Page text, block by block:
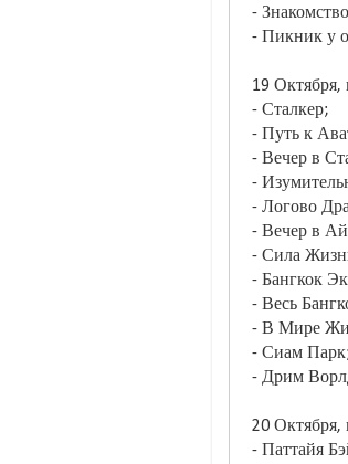
-
- Пикник у
19 Октября,
- Сталкер;
- Путь к
- Вечер в
-
- Логово
- Вечер в
- Сила
- Бангкок
- Весь
- В Мире
- Сиам
- Дрим
20 Октября,
- Паттайя